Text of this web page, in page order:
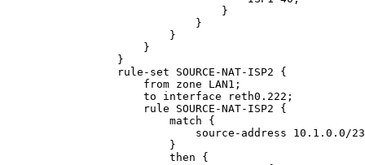
                            }
                        }
                    }
                }
            }
            rule-set SOURCE-NAT-ISP2 {
                from zone LAN1;
                to interface reth0.222;
                rule SOURCE-NAT-ISP2 {
                    match {
source-address 10.1.0.0/
                    }
                    then {